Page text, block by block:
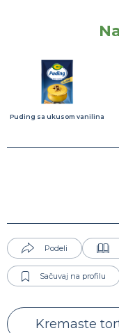
Puding sa ukusom vanilina
Podeli
Sačuvaj na profilu
Kremaste